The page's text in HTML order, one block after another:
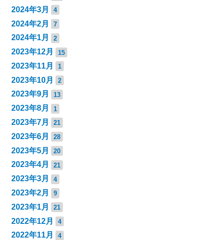
2024年3月 4
2024年2月 7
2024年1月 2
2023年12月 15
2023年11月 1
2023年10月 2
2023年9月 13
2023年8月 1
2023年7月 21
2023年6月 28
2023年5月 20
2023年4月 21
2023年3月 4
2023年2月 9
2023年1月 21
2022年12月 4
2022年11月 4